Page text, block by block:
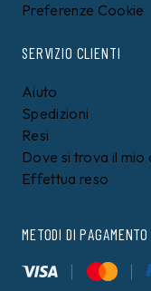
Preferenze Cookie
SERVIZIO CLIENTI
Aiuto
Spedizioni
Resi
Dove si trova il mio
Effettua reso
METODI DI PAGAMENTO